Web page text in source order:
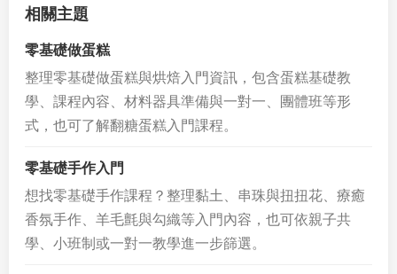
相關主題
零基礎做蛋糕
整理零基礎做蛋糕與烘焙入門資訊，包含蛋糕基礎教
學、課程內容、材料器具準備與一對一、團體班等形
式，也可了解翻糖蛋糕入門課程。
零基礎手作入門
想找零基礎手作課程？整理黏土、串珠與扭扭花、療癒
香氛手作、羊毛氈與勾織等入門內容，也可依親子共
學、小班制或一對一教學進一步篩選。